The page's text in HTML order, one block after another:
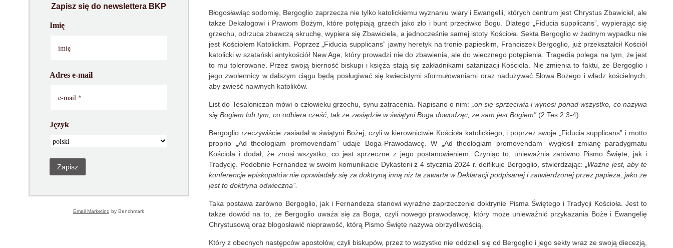
Błogosławiąc sodomię, Bergoglio zaprzecza nie tylko katolickiemu wyznaniu wiary i Ewangelii, których centrum jest Chrystus Zbawiciel, ale
także Dekalogowi i Prawom Bożym, które potępiają grzech jako zło i bunt przeciwko Bogu. Dlatego „Fiducia supplicans”, wypierając się
grzechu, odrzuca zbawczą skruchę, wypiera się Zbawiciela, a jednocześnie samej istoty Kościoła. Sekta Bergoglio w żadnym wypadku nie
jest Kościołem Katolickim. Poprzez „Fiducia supplicans” jawny heretyk na tronie papieskim, Franciszek Bergoglio, już przekształcił Kościół
katolicki w szatański antykościół New Age, który prowadzi nie do zbawienia, ale do wiecznego potępienia. Tragedia polega na tym, że jest
to mu tolerowane. Przez swoją bierność biskupi i księża stają się zakładnikami satanizacji Kościoła. Nie zmienia to faktu, że Bergoglio i
jego zwolennicy w dalszym ciągu będą posługiwać się kwiecistymi sformułowaniami oraz nadużywać Słowa Bożego i władz kościelnych,
aby zwieść naiwnych katolików.
List do Tesaloniczan mówi o człowieku grzechu, synu zatracenia. Napisano o nim: onsię sprzeciwia i wynosi ponad wszystko, co nazywa
się Bogiem lub tym, co odbiera cześć, tak że zasiądzie w świątyni Boga dowodząc, że sam jest Bogiem” (2 Tes 2:3-4).
Bergoglio rzeczywiście zasiadał w świątyni Bożej, czyli w kierownictwie Kościoła katolickiego, i poprzez swoje „Fiducia supplicans” i motto
proprio „Ad theologiam promovendam” udaje Boga-Prawodawcę. W „Ad theologiam promovendam” wygłosił zmianę paradygmatu
Kościoła i dodał, że znosi wszystko, co jest sprzeczne z jego postanowieniem. Czyniąc to, unieważnia zarówno Pismo Święte, jak i
Tradycję. Podobnie Fernandez w swoim komunikacie Dykasterii z 4 stycznia 2024 r. deifikuje Bergoglio, stwierdzając: „ Ważne jest, aby te
konferencje episkopatów nie opowiadały się za doktryną inną niż ta zawarta w Deklaracji podpisanej i zatwierdzonej przez papieża, jako że
jest to doktryna odwieczna”.
Taka postawa zarówno Bergoglio, jak i Fernandeza stanowi wyraźne zaprzeczenie doktrynie Pisma Świętego i Tradycji Kościoła. Jest to
także dowód na to, że Bergoglio uważa się za Boga, czyli nowego prawodawcę, który może unieważnić przykazania Boże i Ewangelię
Chrystusową oraz błogosławić nieprawość, którą Pismo Święte nazywa obrzydliwością.
Który z obecnych następców apostołów, czyli biskupów, przez to wszystko nie oddzieli się od Bergoglio i jego sekty wraz ze swoją diecezją,
Zapisz się do newslettera BKP
Imię
Adres e-mail
Język
Zapisz
Email Marketing by Benchmark